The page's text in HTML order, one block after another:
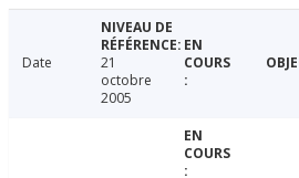
Date
21
octobre
2005